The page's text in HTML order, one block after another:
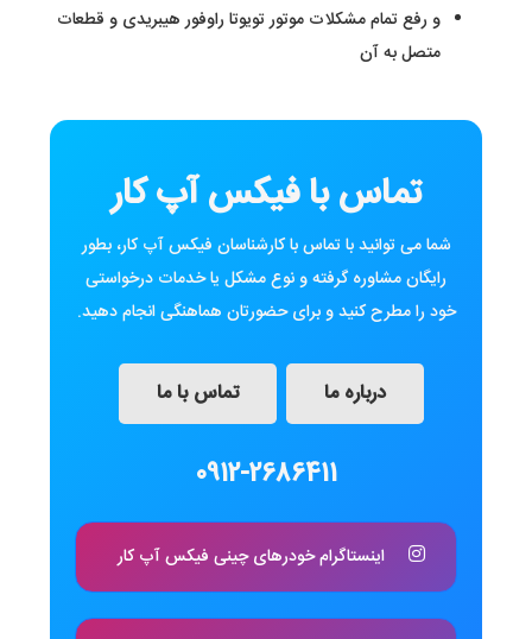
و رفع تمام مشکلات موتور تویوتا راوفور هیبریدی و قطعات
متصل به آن
تماس با فیکس آپ کار
شما می توانید با تماس با کارشناسان فیکس آپ کار، بطور
رایگان مشاوره گرفته و نوع مشکل یا خدمات درخواستی
خود را مطرح کنید و برای حضورتان هماهنگی انجام دهید.
درباره ما تماس با ما
0912-2686411
اینستاگرام خودرهای چینی فیکس آپ کار